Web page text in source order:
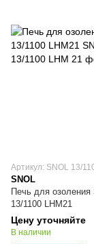
Артикул: SNOL 13/
SNOL
Печь для озоления
13/1100 LHM21
Цену уточняйте
В наличии